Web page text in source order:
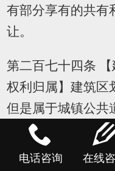
有部分享有的共有
让。
第二百七十四条
权利归属】建筑区
但是属于城镇公共
绿地,属于业主共
者明示属于个人
电话咨询 在线